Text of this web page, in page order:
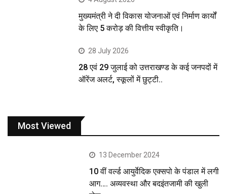
मुख्यमंत्री ने दी विकास योजनाओं एवं निर्माण कार्यों
के लिए 5 करोड़ की वित्तीय स्वीकृति।
28 July 2026
28 एवं 29 जुलाई को उत्तराखण्ड के कई जनपदों में
ऑरेंज अलर्ट, स्कूलों में छुट्टी..
Most Viewed
13 December 2024
10 वीं वर्ल्ड आयुर्वेदिक एक्सपो के पंडाल में लगी
आग…. अव्यवस्था और बदइंतजामी की खुली